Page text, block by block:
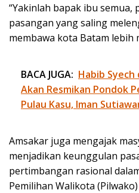
“Yakinlah bapak ibu semua,
pasangan yang saling
membawa kota Batam lebih
BACA JUGA: Habib Syech
Akan Resmikan Pondok
Pulau Kasu, Iman
Amsakar juga mengajak
menjadikan keunggulan
pertimbangan rasional
Pemilihan Walikota